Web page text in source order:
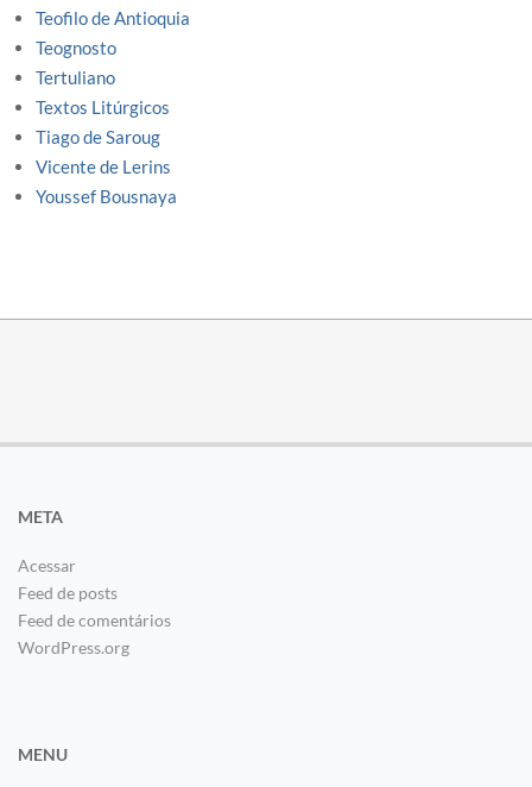
Teofilo de Antioquia
Teognosto
Tertuliano
Textos Litúrgicos
Tiago de Saroug
Vicente de Lerins
Youssef Bousnaya
META
Acessar
Feed de posts
Feed de comentários
WordPress.org
MENU